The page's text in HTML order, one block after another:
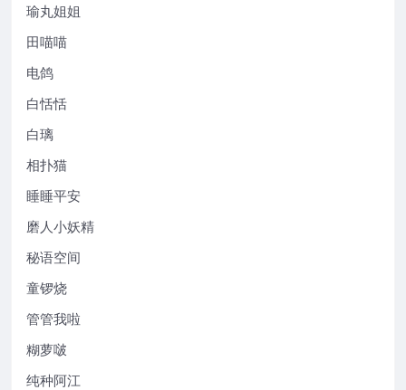
瑜丸姐姐
田喵喵
电鸽
白恬恬
白璃
相扑猫
睡睡平安
磨人小妖精
秘语空间
童锣烧
管管我啦
糊萝啵
纯种阿江